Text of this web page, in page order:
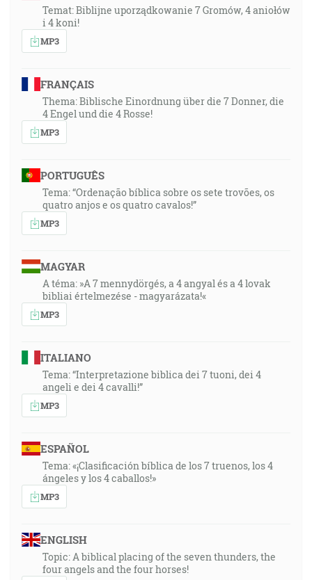
Temat: Biblijne uporządkowanie 7 Gromów, 4 aniołów
i 4 koni!
MP3
FRANÇAIS
Thema: Biblische Einordnung über die 7 Donner, die
4 Engel und die 4 Rosse!
MP3
PORTUGUÊS
Tema: “Ordenação bíblica sobre os sete trovões, os
quatro anjos e os quatro cavalos!”
MP3
MAGYAR
A téma: »A 7 mennydörgés, a 4 angyal és a 4 lovak
bibliai értelmezése - magyarázata!«
MP3
ITALIANO
Tema: “Interpretazione biblica dei 7 tuoni, dei 4
angeli e dei 4 cavalli!”
MP3
ESPAÑOL
Tema: «¡Clasificación bíblica de los 7 truenos, los 4
ángeles y los 4 caballos!»
MP3
ENGLISH
Topic: A biblical placing of the seven thunders, the
four angels and the four horses!